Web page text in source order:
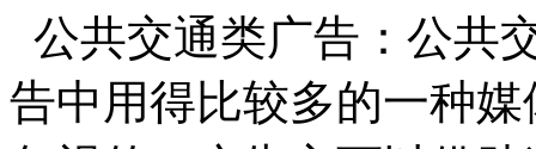
公共交通类广告：公共
告中用得比较多的一种